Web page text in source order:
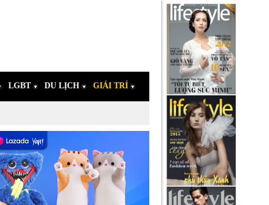
LGBT DU LỊCH GIẢI TRÍ